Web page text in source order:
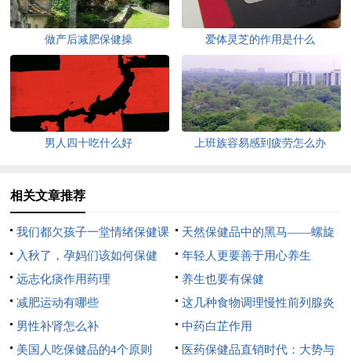
做产后减肥保健操 爱体灵芝的作用是什么
男人四十吃什么好 上班族容易感到疲劳怎么办
相关文章推荐
我们都欠孩子一堂情绪保健课
天然保健品中的黑马——螺旋
藻
入秋了，孕妈们该如何保健
呢？
年轻人更要善于用心养生
远志化痰作用药理
养生也要有保健
减肥运动有哪些
这几种食物调理慢性前列腺炎
疾病
男性补肾怎么补
中药白芷作用
美国人吃保健品的4个原则
医药保健品直销时代：大势与